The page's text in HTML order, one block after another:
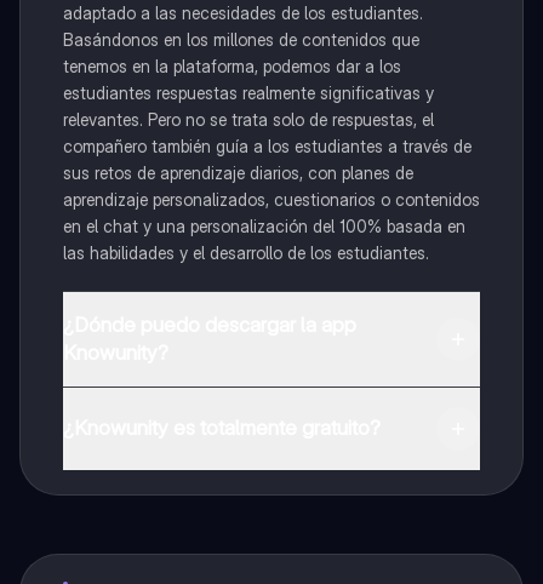
adaptado a las necesidades de los estudiantes.
Basándonos en los millones de contenidos que
tenemos en la plataforma, podemos dar a los
estudiantes respuestas realmente significativas y
relevantes. Pero no se trata solo de respuestas, el
compañero también guía a los estudiantes a través de
sus retos de aprendizaje diarios, con planes de
aprendizaje personalizados, cuestionarios o contenidos
en el chat y una personalización del 100% basada en
las habilidades y el desarrollo de los estudiantes.